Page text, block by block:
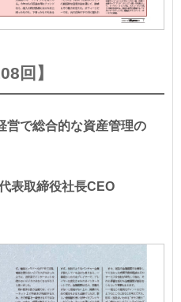
回】
営で総合的な資産管理の
表取締役社長CEO